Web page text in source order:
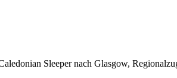
Sleeper nach Glasgow,